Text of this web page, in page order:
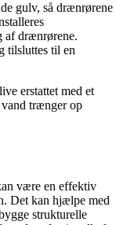
gulv, så drænrørene
af drænrørene.
tilsluttes til en
erstattet med et
trænger op
være en effektiv
Det kan hjælpe med
strukturelle